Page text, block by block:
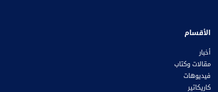
الأقسام
أخبار
مقالات وكتاب
فيديوهات
كاريكاتير